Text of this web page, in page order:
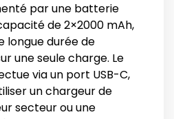
par une batterie
de 2×2000 mAh,
longue durée de
une seule charge. Le
via un port USB-C,
un chargeur de
secteur ou une